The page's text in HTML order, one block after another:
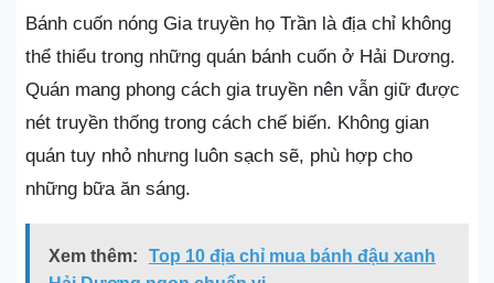
Bánh cuốn nóng Gia truyền họ Trần là địa chỉ không
thể thiểu trong những quán bánh cuốn ở Hải Dương.
Quán mang phong cách gia truyền nên vẫn giữ được
nét truyền thống trong cách chế biến. Không gian
quán tuy nhỏ nhưng luôn sạch sẽ, phù hợp cho
những bữa ăn sáng.
Xem thêm:
Top 10 địa chỉ mua bánh đậu xanh